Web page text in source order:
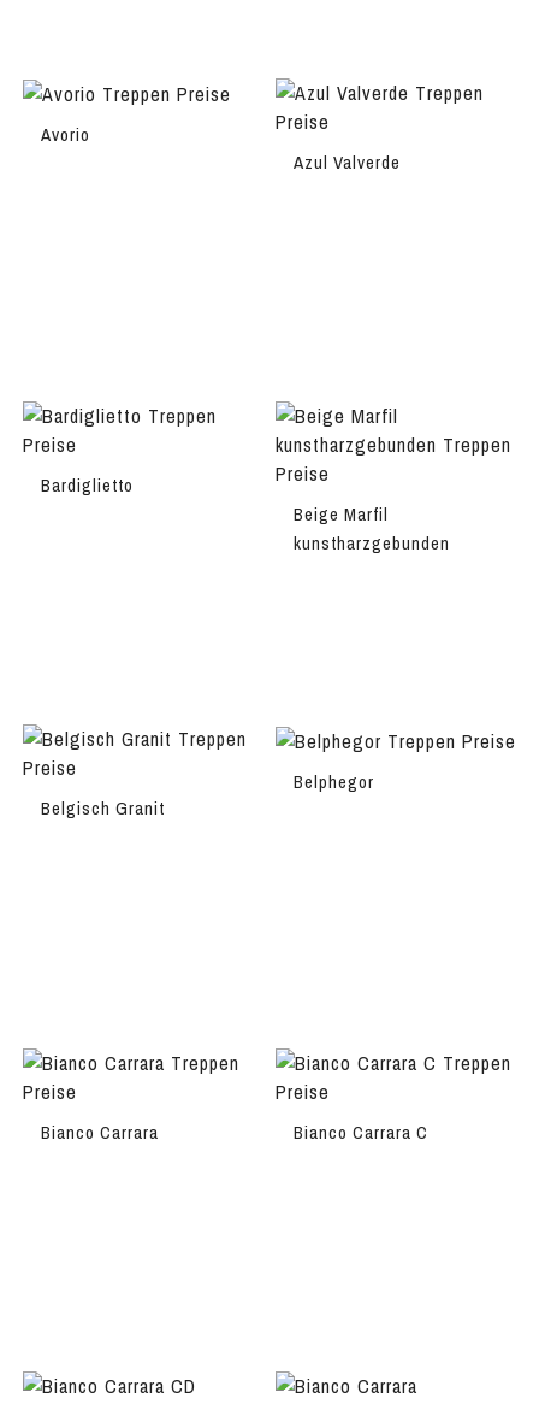
Avorio
Azul Valverde
Bardiglietto
Beige Marfil
kunstharzgebunden
Belgisch Granit
Belphegor
Bianco Carrara Bianco Carrara C